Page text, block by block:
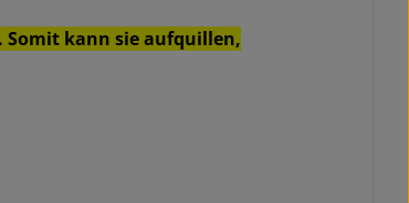
Somit kann sie aufquillen,